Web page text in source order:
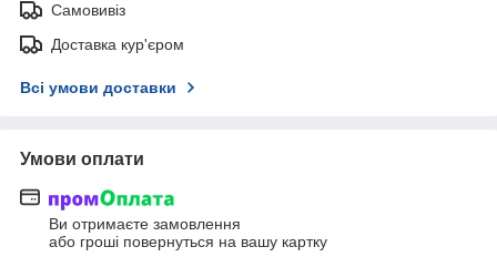
Самовивіз
Доставка кур'єром
Всі умови доставки
Умови оплати
Ви отримаєте замовлення
або гроші повернуться на вашу картку